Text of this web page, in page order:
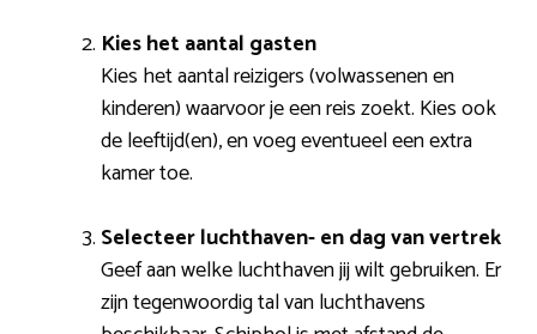
Kies het aantal gasten
Kies het aantal reizigers (volwassenen en
kinderen) waarvoor je een reis zoekt. Kies ook
de leeftijd(en), en voeg eventueel een extra
kamer toe.
Selecteer luchthaven- en dag van vertrek
Geef aan welke luchthaven jij wilt gebruiken. Er
zijn tegenwoordig tal van luchthavens